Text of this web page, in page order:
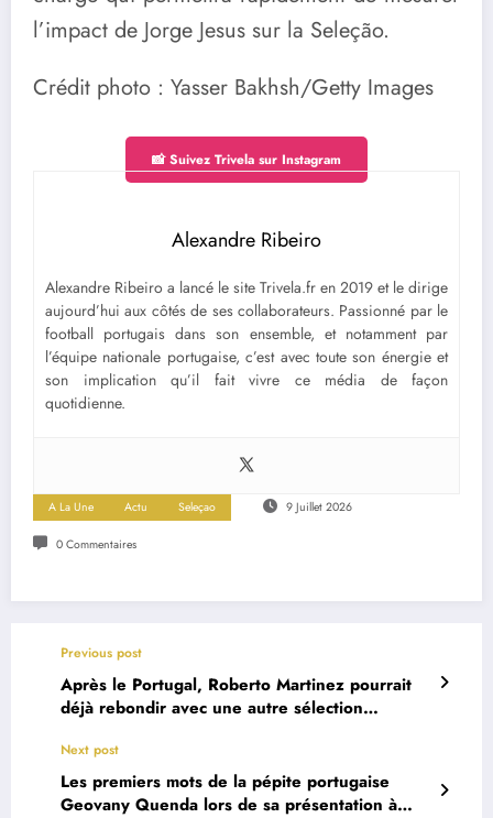
l’impact de Jorge Jesus sur la Seleção.
Crédit photo : Yasser Bakhsh/Getty Images
📸 Suivez Trivela sur Instagram
Alexandre Ribeiro
Alexandre Ribeiro a lancé le site Trivela.fr en 2019 et le dirige
aujourd’hui aux côtés de ses collaborateurs. Passionné par le
football portugais dans son ensemble, et notamment par
l’équipe nationale portugaise, c’est avec toute son énergie et
son implication qu’il fait vivre ce média de façon
quotidienne.
A La Une Actu Seleçao 9 Juillet 2026
0 Commentaires
Previous post
Après le Portugal, Roberto Martinez pourrait
déjà rebondir avec une autre sélection
Next post
Les premiers mots de la pépite portugaise
Geovany Quenda lors de sa présentation à